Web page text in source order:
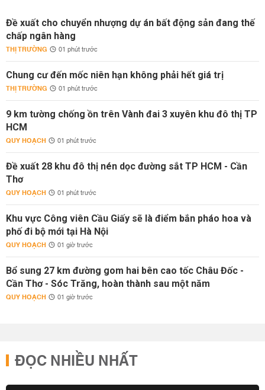
Đề xuất cho chuyển nhượng dự án bất động sản đang thế
chấp ngân hàng
THỊ TRƯỜNG 01 phút trước
Chung cư đến mốc niên hạn không phải hết giá trị
THỊ TRƯỜNG 01 phút trước
9 km tường chống ồn trên Vành đai 3 xuyên khu đô thị TP
HCM
QUY HOẠCH 01 phút trước
Đề xuất 28 khu đô thị nén dọc đường sắt TP HCM - Cần
Thơ
QUY HOẠCH 01 phút trước
Khu vực Công viên Cầu Giấy sẽ là điểm bắn pháo hoa và
phố đi bộ mới tại Hà Nội
QUY HOẠCH 01 giờ trước
Bổ sung 27 km đường gom hai bên cao tốc Châu Đốc -
Cần Thơ - Sóc Trăng, hoàn thành sau một năm
QUY HOẠCH 01 giờ trước
ĐỌC NHIỀU NHẤT